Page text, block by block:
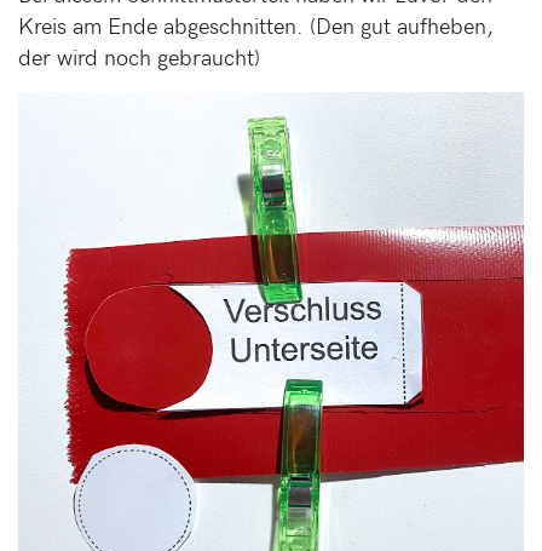
Kreis am Ende abgeschnitten. (Den gut aufheben,
der wird noch gebraucht)